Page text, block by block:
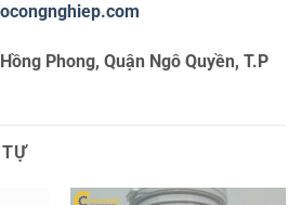
Phong, Quận Ngô Quyền, T.P